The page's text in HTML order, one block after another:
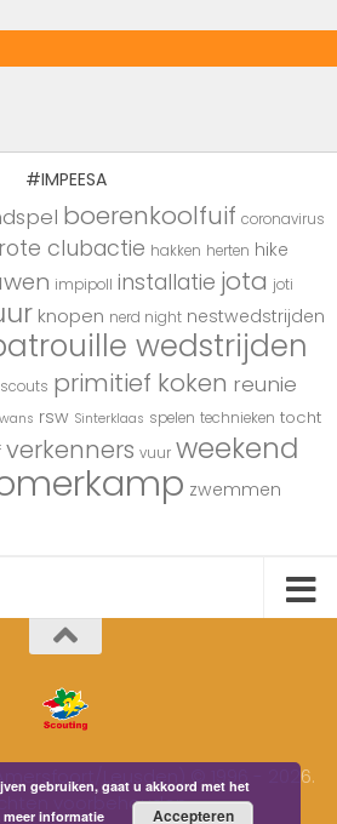
#IMPEESA
boerenkoolfuif coronavirus
clubactie hakken herten hike
impipoll installatie jota joti
knopen nerd night nestwedstrijden
wedstrijden
primitief koken reunie
rsw Sinterklaas spelen technieken tocht
verkenners vuur weekend
zwemmen
Leusden) © 1996 - 2026.
voorbehouden.
gebruiken, gaat u akkoord met het
meer informatie Accepteren